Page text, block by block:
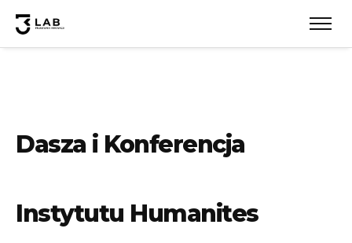
Dasza i Konferencja
Instytutu Humanites